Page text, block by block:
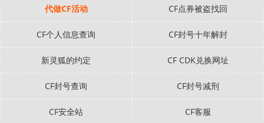
代做CF活动 CF点券被盗找回
CF个人信息查询 CF封号十年解封
新灵狐的约定 CF CDK兑换网址
CF封号查询 CF封号减刑
CF安全站 CF客服